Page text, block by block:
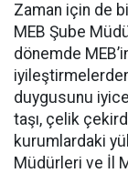
Zaman için de
MEB Şube
dönemde
iyileştirmelerden
duygusunu
taşı, çelik
kurumlardaki
Müdürleri ve İl